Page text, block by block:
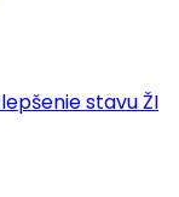
stavu ŽI